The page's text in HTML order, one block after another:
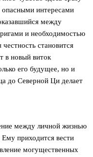
опасными интересами
между
и необходимостью
становится
в новый виток
его будущее, но и
до Северной Ци делает
между личной жизнью
приходится вести
могущественных